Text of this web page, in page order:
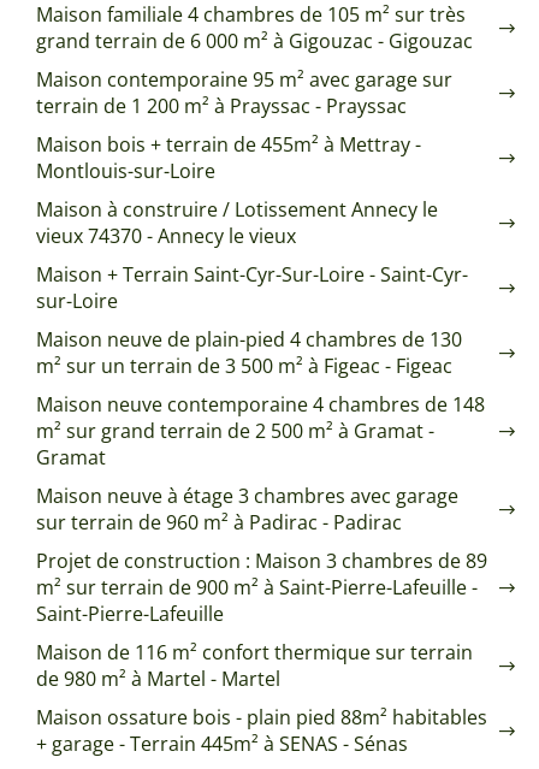
Maison familiale 4 chambres de 105 m² sur très
grand terrain de 6 000 m² à Gigouzac - Gigouzac
Maison contemporaine 95 m² avec garage sur
terrain de 1 200 m² à Prayssac - Prayssac
Maison bois + terrain de 455m² à Mettray -
Montlouis-sur-Loire
Maison à construire / Lotissement Annecy le
vieux 74370 - Annecy le vieux
Maison + Terrain Saint-Cyr-Sur-Loire - Saint-Cyr-
sur-Loire
Maison neuve de plain-pied 4 chambres de 130
m² sur un terrain de 3 500 m² à Figeac - Figeac
Maison neuve contemporaine 4 chambres de 148
m² sur grand terrain de 2 500 m² à Gramat -
Gramat
Maison neuve à étage 3 chambres avec garage
sur terrain de 960 m² à Padirac - Padirac
Projet de construction : Maison 3 chambres de 89
m² sur terrain de 900 m² à Saint-Pierre-Lafeuille -
Saint-Pierre-Lafeuille
Maison de 116 m² confort thermique sur terrain
de 980 m² à Martel - Martel
Maison ossature bois - plain pied 88m² habitables
+ garage - Terrain 445m² à SENAS - Sénas